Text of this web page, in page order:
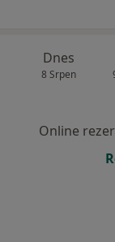
Dnes
8 Srpen
Online